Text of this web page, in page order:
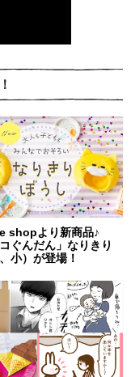
shopより新商品♪
コぐんだん」なりきり
小）が登場！